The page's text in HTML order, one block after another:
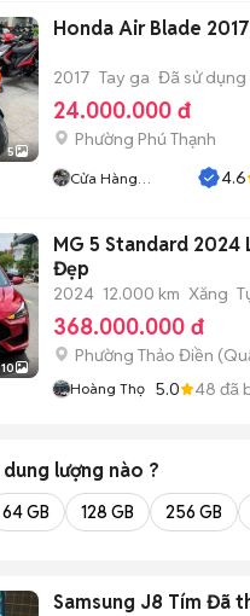
5
Honda Air Blade
2017 Tay ga Đã sử dụng
24.000.000 đ
Phường Phú Thạnh
Cửa Hàng
4.6
10
MG 5 Standard 2024
Đẹp
2024 12.000 km Xăng
368.000.000 đ
Phường Thảo Điền
Hoàng Thọ 5.0 48 đã
dung lượng nào ?
64 GB 128 GB 256 GB
Samsung J8 Tím Đã